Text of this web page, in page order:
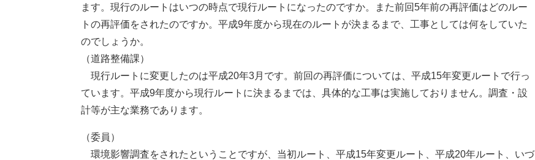
ます。現行のルートはいつの時点で現行ルートになったのですか。また前回5年前の再評価はどのルー
トの再評価をされたのですか。平成9年度から現在のルートが決まるまで、工事としては何をしていた
のでしょうか。
（道路整備課）
現行ルートに変更したのは平成20年3月です。前回の再評価については、平成15年変更ルートで行っ
ています。平成9年度から現行ルートに決まるまでは、具体的な工事は実施しておりません。調査・設
計等が主な業務であります。
（委員）
環境影響調査をされたということですが、当初ルート、平成15年変更ルート、平成20年ルート、いづ